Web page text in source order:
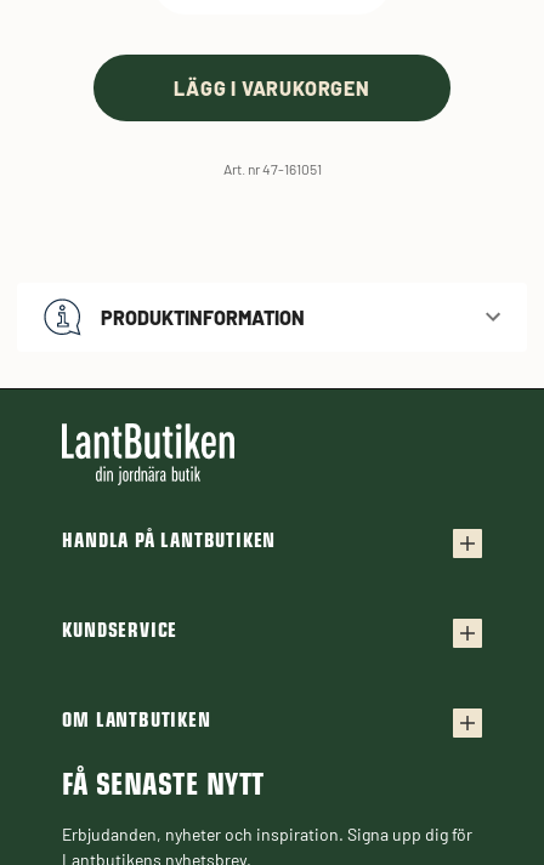
LÄGG I VARUKORGEN
Art. nr 47-161051
PRODUKTINFORMATION
HANDLA PÅ LANTBUTIKEN
Frakt & leverans
Finansiering
Guider & Artiklar
Black Week
KUNDSERVICE
Frågor & svar
Cookiepolicy
OM LANTBUTIKEN
Om Lantbutiken
FÅ SENASTE NYTT
Erbjudanden, nyheter och inspiration. Signa upp dig för
Lantbutikens nyhetsbrev.